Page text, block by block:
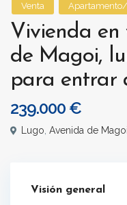
Venta
Vivienda en
de Magoi,
para entrar
239.000 €
Lugo Avenida de Magoi
Visión general